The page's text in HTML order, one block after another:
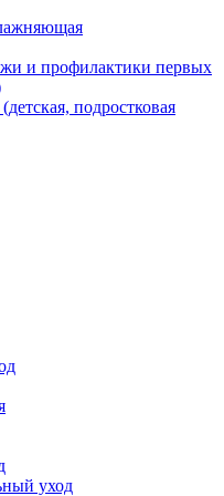
и профилактики первых
подростковая
уход